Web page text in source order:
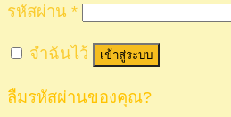
รหัสผ่าน *
จำฉันไว้ เข้าสู่ระบบ
ลืมรหัสผ่านของคุณ?